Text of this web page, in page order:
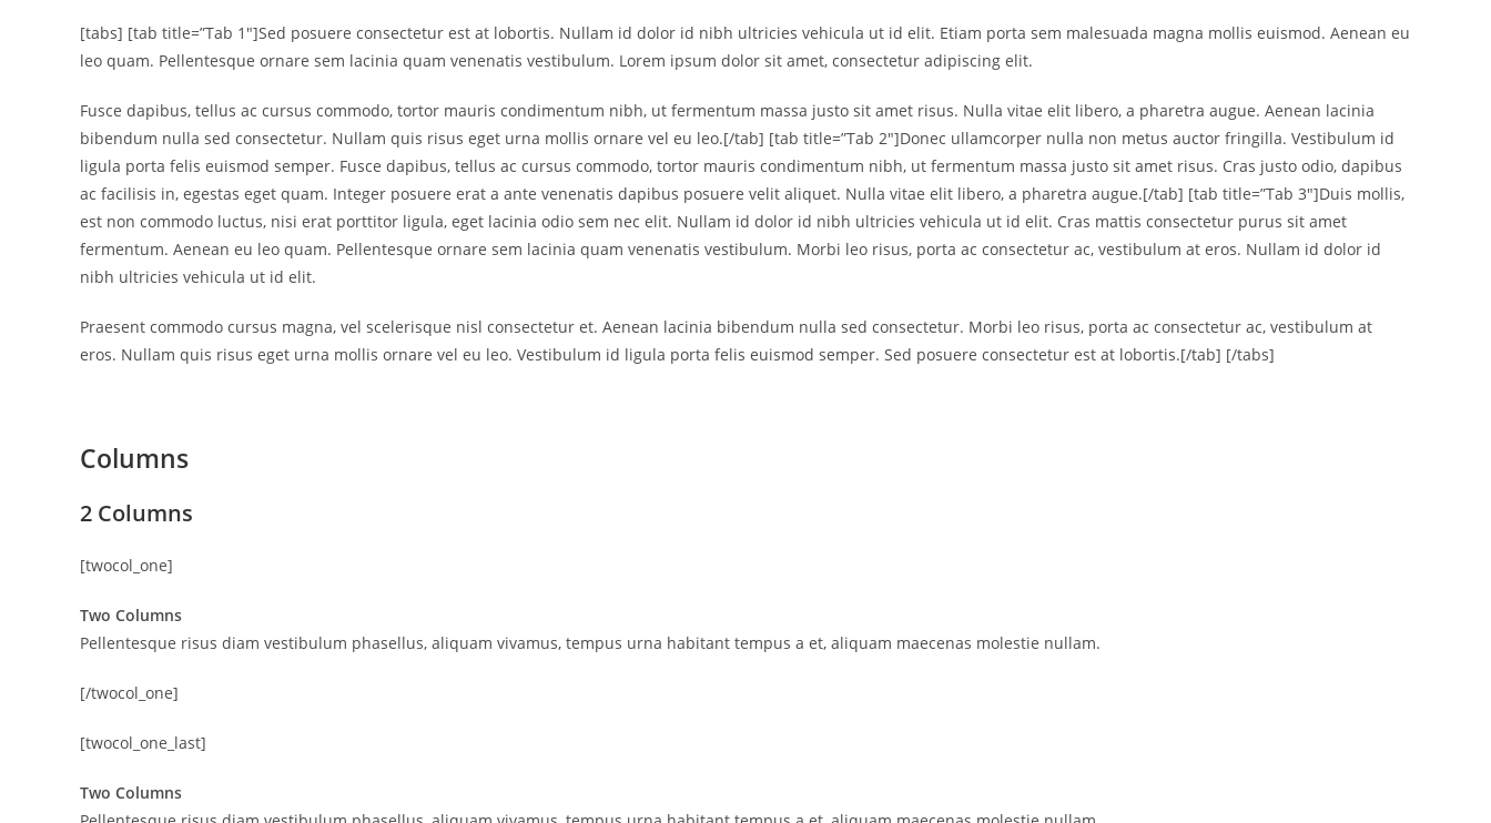
[tabs] [tab title=”Tab 1″]Sed posuere consectetur est at lobortis. Nullam id dolor id nibh ultricies vehicula ut id elit. Etiam porta sem malesuada magna mollis euismod. Aenean eu
leo quam. Pellentesque ornare sem lacinia quam venenatis vestibulum. Lorem ipsum dolor sit amet, consectetur adipiscing elit.
Fusce dapibus, tellus ac cursus commodo, tortor mauris condimentum nibh, ut fermentum massa justo sit amet risus. Nulla vitae elit libero, a pharetra augue. Aenean lacinia
bibendum nulla sed consectetur. Nullam quis risus eget urna mollis ornare vel eu leo.[/tab] [tab title=”Tab 2″]Donec ullamcorper nulla non metus auctor fringilla. Vestibulum id
ligula porta felis euismod semper. Fusce dapibus, tellus ac cursus commodo, tortor mauris condimentum nibh, ut fermentum massa justo sit amet risus. Cras justo odio, dapibus
ac facilisis in, egestas eget quam. Integer posuere erat a ante venenatis dapibus posuere velit aliquet. Nulla vitae elit libero, a pharetra augue.[/tab] [tab title=”Tab 3″]Duis mollis,
est non commodo luctus, nisi erat porttitor ligula, eget lacinia odio sem nec elit. Nullam id dolor id nibh ultricies vehicula ut id elit. Cras mattis consectetur purus sit amet
fermentum. Aenean eu leo quam. Pellentesque ornare sem lacinia quam venenatis vestibulum. Morbi leo risus, porta ac consectetur ac, vestibulum at eros. Nullam id dolor id
nibh ultricies vehicula ut id elit.
Praesent commodo cursus magna, vel scelerisque nisl consectetur et. Aenean lacinia bibendum nulla sed consectetur. Morbi leo risus, porta ac consectetur ac, vestibulum at
eros. Nullam quis risus eget urna mollis ornare vel eu leo. Vestibulum id ligula porta felis euismod semper. Sed posuere consectetur est at lobortis.[/tab] [/tabs]
Columns
2 Columns
[twocol_one]
Two Columns
Pellentesque risus diam vestibulum phasellus, aliquam vivamus, tempus urna habitant tempus a et, aliquam maecenas molestie nullam.
[/twocol_one]
[twocol_one_last]
Two Columns